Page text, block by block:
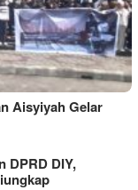
Aisyiyah Gelar
DPRD DIY,